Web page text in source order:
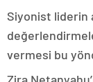
Siyonist liderin
vermesi bu